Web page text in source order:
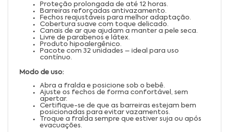
Proteção prolongada de até 12 horas.
Barreiras reforçadas antivazamento.
Fechos reajustáveis para melhor adaptação.
Cobertura suave com toque delicado.
Canais de ar que ajudam a manter a pele seca.
Livre de parabenos e látex.
Produto hipoalergênico.
Pacote com 32 unidades – ideal para uso
contínuo.
Modo de uso:
Abra a fralda e posicione sob o bebê.
Ajuste os fechos de forma confortável, sem
apertar.
Certifique-se de que as barreiras estejam bem
posicionadas para evitar vazamentos.
Troque a fralda sempre que estiver suja ou após
evacuações.